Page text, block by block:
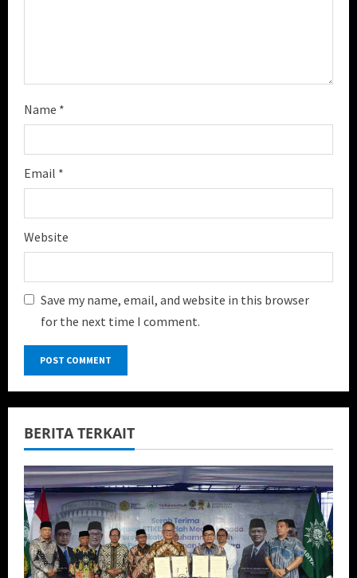
Name *
Email *
Website
Save my name, email, and website in this browser
for the next time I comment.
BERITA TERKAIT